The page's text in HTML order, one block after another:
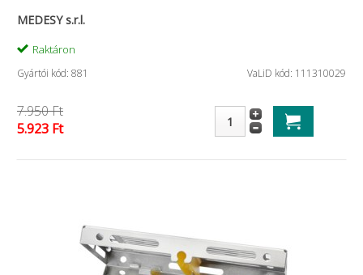
MEDESY s.r.l.
Raktáron
Gyártói kód: 881 VaLiD kód: 111310029
7.950 Ft
5.923 Ft